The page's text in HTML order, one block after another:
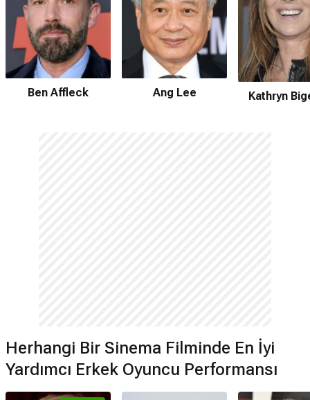
Ben Affleck Ang Lee Kathryn
Herhangi Bir Sinema Filminde En İyi
Yardımcı Erkek Oyuncu Performansı